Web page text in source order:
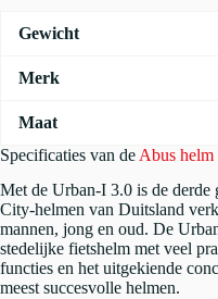
Specificaties van de Abus
Met de Urban-I 3.0 is de derde
City-helmen van Duitsland
mannen, jong en oud. De
stedelijke fietshelm met veel
functies en het uitgekiende
meest succesvolle helmen.
Gewicht
Merk
Maat